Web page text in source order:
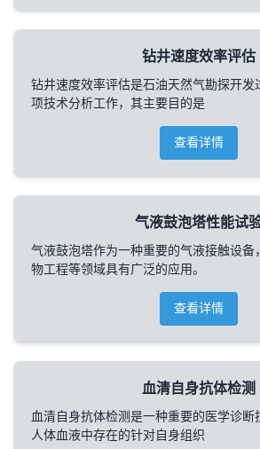
钻井速度效率评估
钻井速度效率评估是石油天然气勘探开发
项技术分析工作，其主要目的是
查看详情
气液鼓泡塔性能试
气液鼓泡塔作为一种重要的气液接触设备
物工程等领域具有广泛的应用。
查看详情
血清自身抗体检测
血清自身抗体检测是一种重要的医学诊断
人体血液中存在的针对自身组织